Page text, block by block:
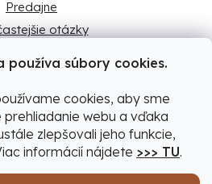
používa súbory cookies.
cookies, aby sme
webu a vďaka
zlepšovali jeho funkcie,
informácií nájdete >>> TU.
Predajne
otázky
Predajne